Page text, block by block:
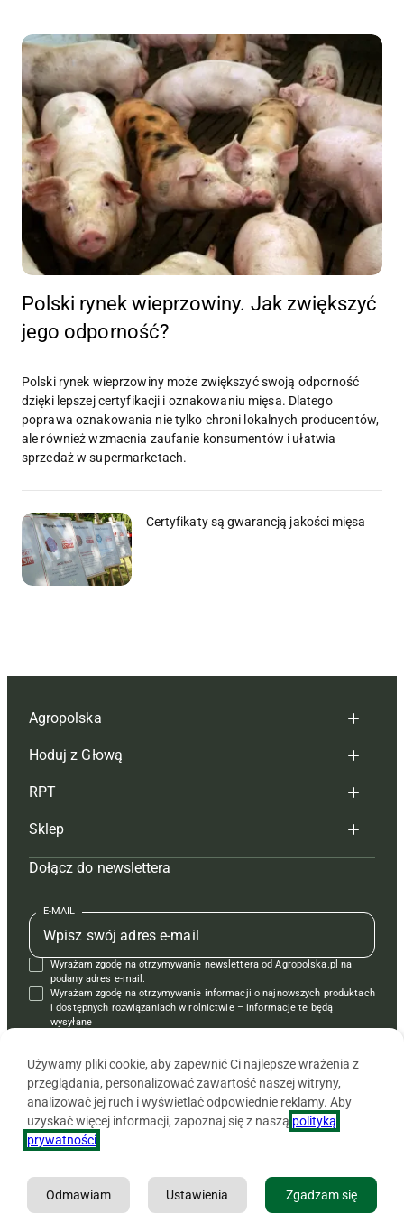
Polski rynek wieprzowiny. Jak zwiększyć
jego odporność?
Polski rynek wieprzowiny może zwiększyć swoją odporność
dzięki lepszej certyfikacji i oznakowaniu mięsa. Dlatego
poprawa oznakowania nie tylko chroni lokalnych producentów,
ale również wzmacnia zaufanie konsumentów i ułatwia
sprzedaż w supermarketach.
Certyfikaty są gwarancją jakości mięsa
Agropolska
Redakcja
Reklama
Tagi
Mapa serwisu
Kontakt
Regulamin
Polityka prywatności
Hoduj z Głową
Hoduj z głową bydło
Hoduj z głową świnie
Prenumerata
Redakcja
Kontakt
Reklama
RPT
Redakcja
Prenumerata
Reklama
Kontakt
Krzyżówki
Sklep
Czasopisma i prenumerata
Książki
Regulamin
Dołącz do newslettera
E-MAIL
Wyrażam zgodę na otrzymywanie newslettera od Agropolska.pl na
podany adres e-mail.
Wyrażam zgodę na otrzymywanie informacji o najnowszych produktach
i dostępnych rozwiązaniach w rolnictwie – informacje te będą
wysyłane
Copyright © 2026 Agencja Promocji Rolnictwa i Agrobiznesu APRA
Używamy pliki cookie, aby zapewnić Ci najlepsze wrażenia z
przeglądania, personalizować zawartość naszej witryny,
analizować jej ruch i wyświetlać odpowiednie reklamy. Aby
uzyskać więcej informacji, zapoznaj się z naszą polityką
prywatności
Zgadzam się
Ustawienia
Odmawiam